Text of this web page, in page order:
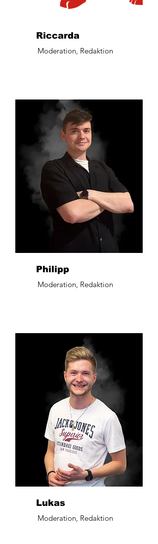
Riccarda
Moderation, Redaktion
Philipp
Moderation, Redaktion
Lukas
Moderation, Redaktion